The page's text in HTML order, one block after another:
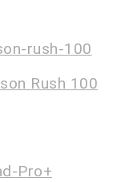
Rush 100